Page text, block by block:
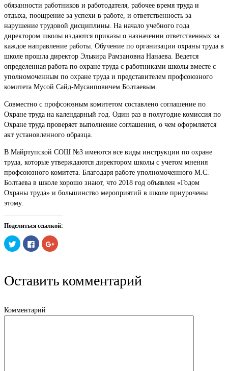
обязанности работников и работодателя, рабочее время труда и
отдыха, поощрение за успехи в работе, и ответственность за
нарушение трудовой дисциплины. На начало учебного года
директором школы издаются приказы о назначении ответственных за
каждое направление работы. Обучение по организации охраны труда в
школе прошла директор Эльвира Рамзановна Нанаева. Ведется
определенная работа по охране труда с работниками школы вместе с
уполномоченным по охране труда и представителем профсоюзного
комитета Мусой Сайд-Мусаиповичем Болтаевым.
Совместно с профсоюзным комитетом составлено соглашение по
Охране труда на календарный год. Один раз в полугодие комиссия по
Охране труда проверяет выполнение соглашения, о чем оформляется
акт установленного образца.
В Майртупской СОШ №3 имеются все виды инструкции по охране
труда, которые утверждаются директором школы с учетом мнения
профсоюзного комитета. Благодаря работе уполномоченного М.С.
Болтаева в школе хорошо знают, что 2018 год объявлен «Годом
Охраны труда» и большинство мероприятий в школе приурочены
этому.
Поделиться ссылкой:
Нажмите,
чтобы
поделиться
в
новом
Нажмите
здесь,
чтобы
Facebook.
(Открывается
Нажмите,
чтобы
в
новом
Оставить комментарий
Комментарий